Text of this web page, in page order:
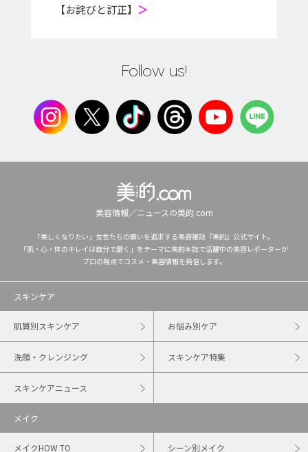
【お詫びと訂正】 ＞
Follow us!
美容情報／ニュースの美的.com
「美しくなりたい」女性たちの願いを追求する美容雑誌『美的』公式サイト。
「肌・心・体のキレイは自分で磨く」をテーマに美的本誌で活躍中の美容レポーターが
プロの視点でコスメ・美容情報を発信します。
スキンケア
肌質別スキンケア お悩み別ケア
洗顔・クレンジング スキンケア特集
スキンケアニュース
メイク
メイクHOW TO シーン別メイク